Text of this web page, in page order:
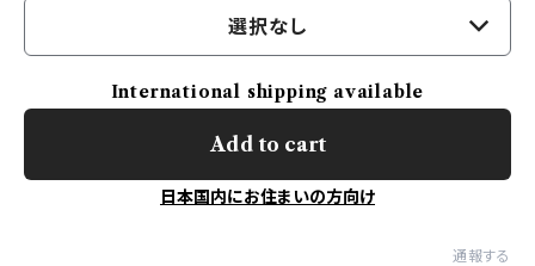
選択なし
International shipping available
Add to cart
日本国内にお住まいの方向け
通報する